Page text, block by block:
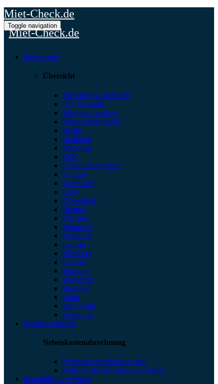
Miet-Check.de
Miet-Check.de
Toggle navigation
Mietspiegel
Übersicht
Mietspiegel-Übersicht
Orte & Städte
Mietpreis Analyse
Mietpreisvergleich
Berlin
Hamburg
München
Köln
Frankfurt am Main
Stuttgart
Dortmund
Essen
Düsseldorf
Bremen
Münster
Hannover
Duisburg
Leipzig
Nürnberg
Dresden
Bochum
Wuppertal
Bielefeld
Bonn
Mannheim
Augsburg
Mietnebenkosten
Nebenkostenabrechnung
Übersicht Mietnebenkosten
Nebenkostenabrechnung erstellen
Immobilienbewertung